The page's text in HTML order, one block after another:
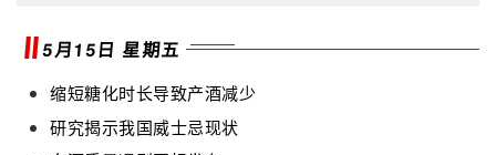
5月15日 星期五
缩短糖化时长导致产酒减少
研究揭示我国威士忌现状